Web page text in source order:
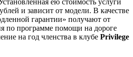
и зависит от модели. В качестве
гарантии» получают от
по программе помощи на дороге
на год членства в клубе Privilege